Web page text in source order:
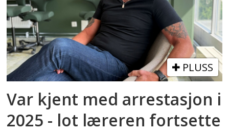
PLUSS
Var kjent med arrestasjon i
2025 - lot læreren fortsette